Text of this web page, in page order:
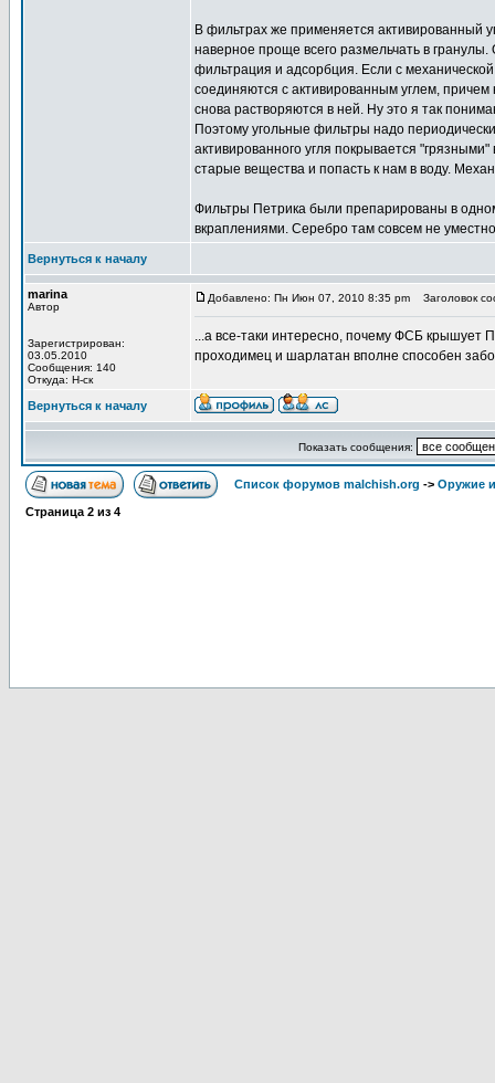
В фильтрах же применяется активированный
наверное проще всего размельчать в
фильтрация и адсорбция. Если с
соединяются с активированным углем,
снова растворяются в ней. Ну это я так
Поэтому угольные фильтры надо
активированного угля покрывается
старые вещества и попасть к нам в воду.
Фильтры Петрика были препарированы в
вкраплениями. Серебро там совсем не
Вернуться к началу
marina
Автор
Зарегистрирован:
03.05.2010
Сообщения: 140
Откуда: Н-ск
Добавлено: Пн Июн 07, 2010 8:35 pm Заголовок
...а все-таки интересно, почему ФСБ крышует
проходимец и шарлатан вполне способен
Вернуться к началу
Показать сообщения:
Список форумов malchish.org -> Оружие
Страница 2 из 4